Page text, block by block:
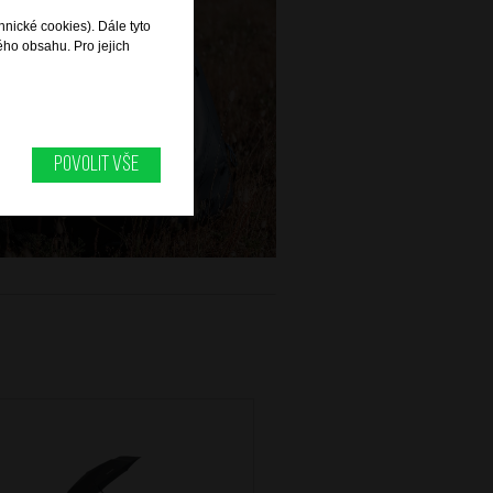
cookies). Dále tyto
obsahu. Pro jejich
Povolit vše